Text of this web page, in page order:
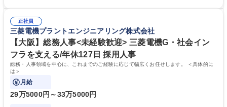
の他に担当頂く業務が発生する場合があります。 募集職種 【営業事務】
業務職/三井物産グループ/平均残業時間10H/完全週休2日
ション力がある方。 ・チャレンジを厭わず、粘り強く業務に取り組める
方。多様な関係者と謙虚に信頼関係を構築でき、期限を意識したスケジュ
ール管理が出来る方。※将来的に他部署（営業部門、コーポレート部門）
へのジョブローテーションの可能性があります。 学歴・資格 学歴：大学
院 大学 語学力： 資格：宅地建物取引士
正社員
三菱電機プラントエンジニアリング株式会社
【大阪】総務人事<未経験歓迎> 三菱電機G・社会イン
フラを支える/年休127日 採用人事
総務・人事領域を中心に、これまでのご経験に応じて幅広くお任せします。 ＜具体的に
は＞
月給
29万5000円～33万5000円